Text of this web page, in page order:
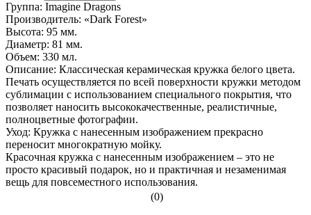
Группа: Imagine Dragons
Производитель: «Dark Forest»
Высота: 95 мм.
Диаметр: 81 мм.
Объем: 330 мл.
Описание: Классическая керамическая кружка белого цвета.
Печать осуществляется по всей поверхности кружки методом
сублимации с использованием специального покрытия, что
позволяет наносить высококачественные, реалистичные,
полноцветные фотографии.
Уход: Кружка с нанесенным изображением прекрасно
переносит многократную мойку.
Красочная кружка с нанесенным изображением – это не
просто красивый подарок, но и практичная и незаменимая
вещь для повсеместного использования.
(0)